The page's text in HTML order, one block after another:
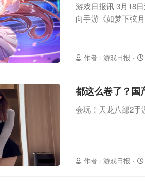
作者 : 游戏日报 ·
游戏日报讯 3月18
向手游《如梦下弦
案、玩法、音乐、
作者 : 游戏日报 ·
都这么卷了？国
会玩！天龙八部2手